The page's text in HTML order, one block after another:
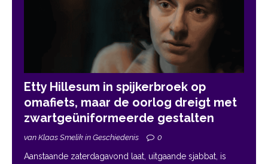
Etty Hillesum in spijkerbroek op
omafiets, maar de oorlog dreigt met
zwartgeüniformeerde gestalten
van Klaas Smelik in Geschiedenis 0
Aanstaande zaterdagavond laat, uitgaande sjabbat, is